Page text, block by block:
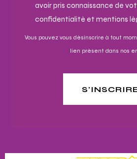
avoir pris connaissance de
confidentialité et mentions
Vous pouvez vous désinscrire à tout
lien présent dans nos